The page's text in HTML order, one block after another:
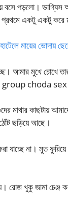
বসে পড়লো।
একটু একটু করে
মায়ের ভোদায়
আমার মুখে চোখে
group choda sex
মাথার কাছটায়
ছড়িয়ে আছে।
যাচ্ছে না। মুত
রোজ খুকু জামা চেঞ্জ